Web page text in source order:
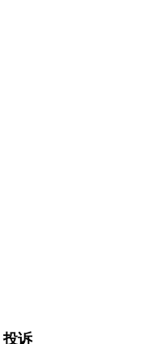
投诉